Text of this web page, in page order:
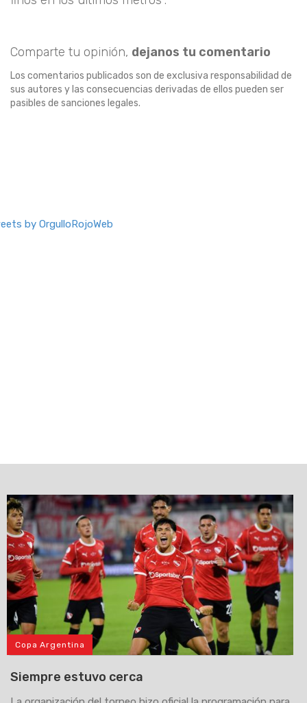
Comparte tu opinión, dejanos tu comentario
Los comentarios publicados son de exclusiva responsabilidad de
sus autores y las consecuencias derivadas de ellos pueden ser
pasibles de sanciones legales.
by OrgulloRojoWeb
Copa Argentina
Siempre estuvo cerca